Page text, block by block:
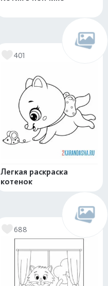
401
Легкая раскраска
котенок
688